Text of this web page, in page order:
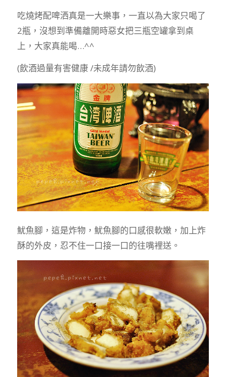
吃燒烤配啤洒真是一大樂事，一直以為大家只喝了
2瓶，沒想到準備離開時惡女把三瓶空罐拿到桌
上，大家真能喝…^^
(飲酒過量有害健康 /未成年請勿飲酒)
魷魚腳，這是炸物，魷魚腳的口感很軟嫩，加上炸
酥的外皮，忍不住一口接一口的往嘴裡送。